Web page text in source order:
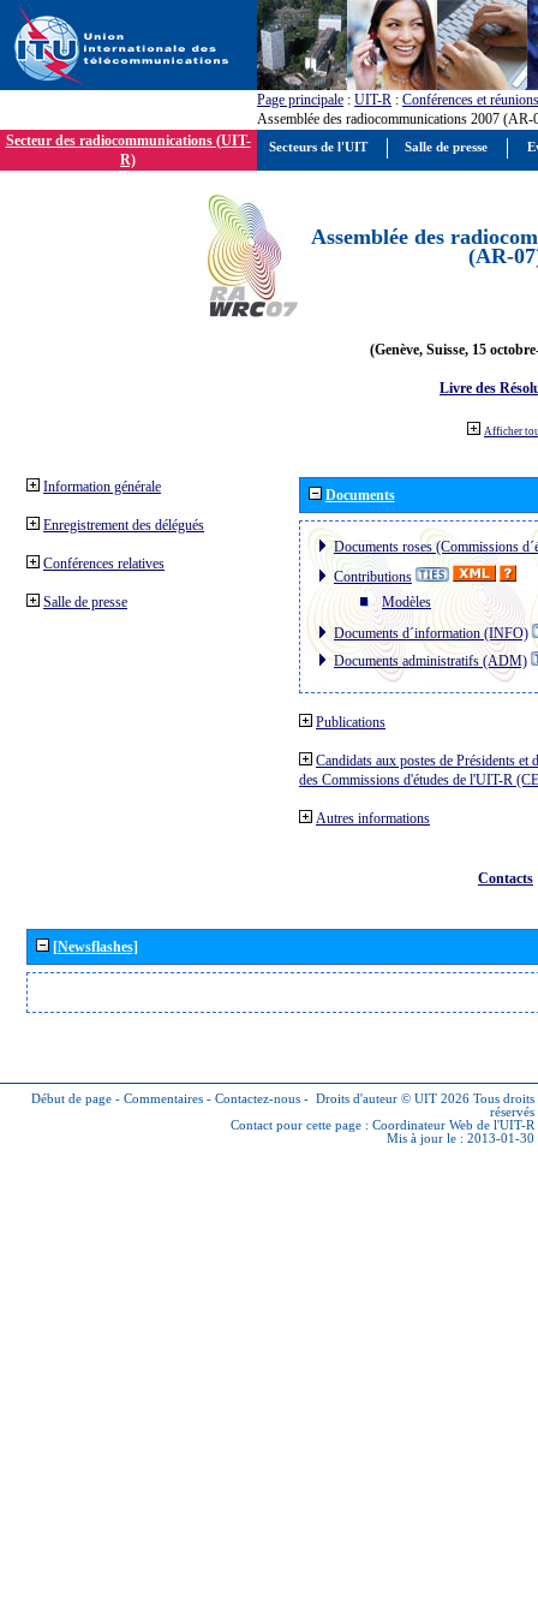
Page principale : UIT-R : Conférences et réunions
Assemblée des radiocommunications 2007 (AR-
Secteur des radiocommunications (UIT-
R)
Assemblée des
(AR-
(Genève, Suisse, 15
Livre des
Afficher
Information générale
Enregistrement des délégués
Conférences relatives
Salle de presse
Documents
Documents roses (Commissions
Contributions
Modèles
Documents d´information (INFO)
Documents administratifs (ADM)
Publications
Candidats aux postes de Présidents et
des Commissions d'études de l'UIT-R
Autres informations
Contacts
[Newsflashes]
Début de page - Commentaires - Contactez-nous - Droits d'auteur © UIT 2026 Tous droits
réservés
Contact pour cette page : Coordinateur Web de l'UIT-R
Mis à jour le : 2013-01-30
Secteurs de l'UIT Salle de presse